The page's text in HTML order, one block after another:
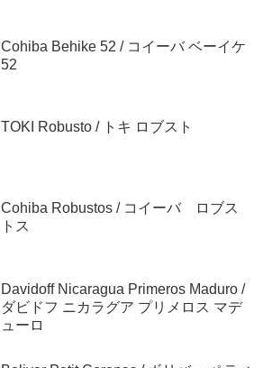
Cohiba Behike 52 / コイーバ ベーイケ
52
TOKI Robusto / トキ ロブスト
Cohiba Robustos / コイーバ ロブス
トス
Davidoff Nicaragua Primeros Maduro /
ダビドフ ニカラグア プリメロス マデ
ューロ